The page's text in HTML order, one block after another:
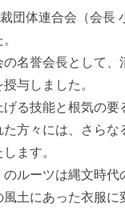
団体連合会（会長
名誉会長として
与しました。
る技能と根気の要
方々には、さら
ます。
のルーツは縄文時
土にあった衣服